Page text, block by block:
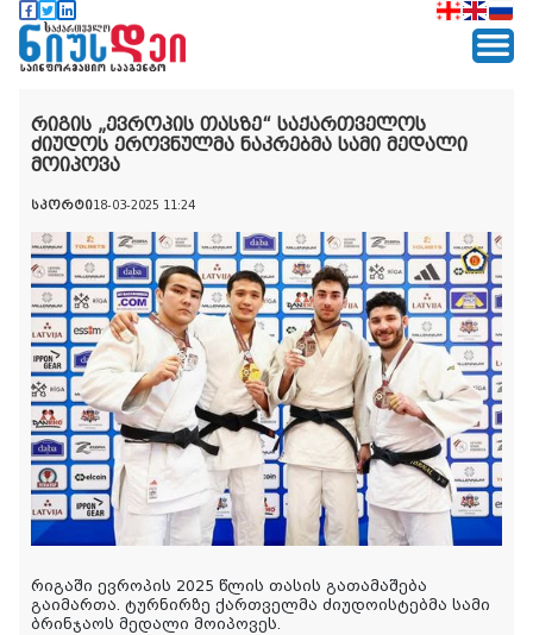
რიგის „ევროპის თასზე“ საქართველოს
ძიუდოს ეროვნულმა ნაკრებმა სამი მედალი
მოიპოვა
სპორტი18-03-2025 11:24
რიგაში ევროპის 2025 წლის თასის გათამაშება
გაიმართა. ტურნირზე ქართველმა ძიუდოისტებმა სამი
ბრინჯაოს მედალი მოიპოვეს.